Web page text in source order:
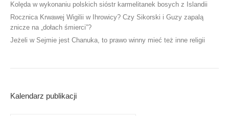
Kolęda w wykonaniu polskich sióstr karmelitanek bosych z Islandii
Rocznica Krwawej Wigilii w Ihrowicy? Czy Sikorski i Guzy zapalą
znicze na „dołach śmierci”?
Jeżeli w Sejmie jest Chanuka, to prawo winny mieć też inne religii
Kalendarz publikacji